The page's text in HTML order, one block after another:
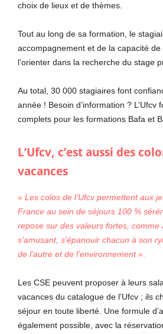
choix de lieux et de thèmes.
Tout au long de sa formation, le
accompagnement et de la capacité de
l’orienter dans la recherche du stage
Au total, 30 000 stagiaires font
année ! Besoin d’information ? L’Ufcv
complets pour les formations Bafa et
L’Ufcv, c’est aussi des
vacances
« Les colos de l’Ufcv permettent aux
France au sein de séjours 100 %
repose sur des valeurs fortes, comme
s’amusant, s’épanouir chacun à son
de l’autre et de l’environnement »
Les CSE peuvent proposer à leurs
vacances du catalogue de l’Ufcv ; ils
séjour en toute liberté. Une formule
également possible, avec la